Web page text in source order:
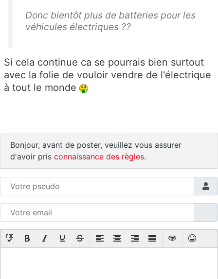
Donc bientôt plus de batteries pour les
véhicules électriques ??
Si cela continue ca se pourrais bien surtout
avec la folie de vouloir vendre de l'électrique
à tout le monde
Bonjour, avant de poster, veuillez vous assurer
d'avoir pris connaissance des règles.